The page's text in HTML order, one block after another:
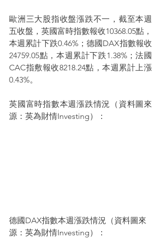
歐洲三大股指收盤漲跌不一，截至本週
五收盤，英國富時指數報收10368.05點，
本週累計下跌0.46%；德國DAX指數報收
24759.05點，本週累計下跌1.38%；法國
CAC指敷報收8218.24點，本週累計上漲
0.43%。
英國富時指數本週漲跌情況（資料圖來
源：英為財情Investing）：
德國DAX指數本週漲跌情況（資料圖來
源：英為財情Investing）：